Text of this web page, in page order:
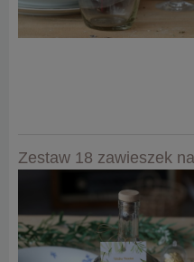
Zestaw 18 zawieszek